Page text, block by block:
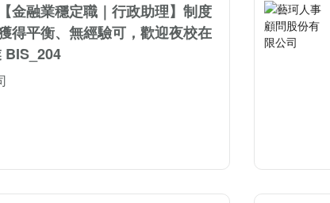
金融業穩定職｜行政助理】制度
得平衡、無經驗可，歡迎夜校在
BIS_204